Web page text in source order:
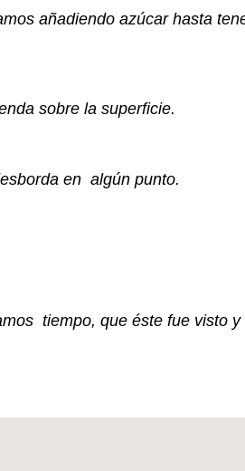
añadiendo azúcar hasta
sobre la superficie.
en algún punto.
tiempo, que éste fue visto y